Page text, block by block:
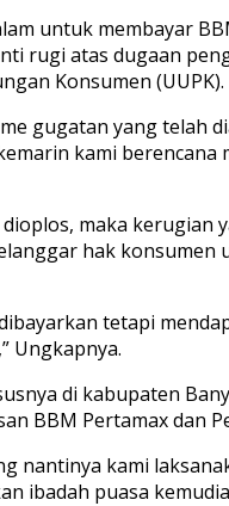
untuk membayar
rugi atas dugaan
Konsumen (UUPK).
gugatan yang telah
kami
maka kerugian
hak konsumen
tetapi
Ungkapnya.
di kabupaten
BBM Pertamax dan
nantinya kami
ibadah puasa